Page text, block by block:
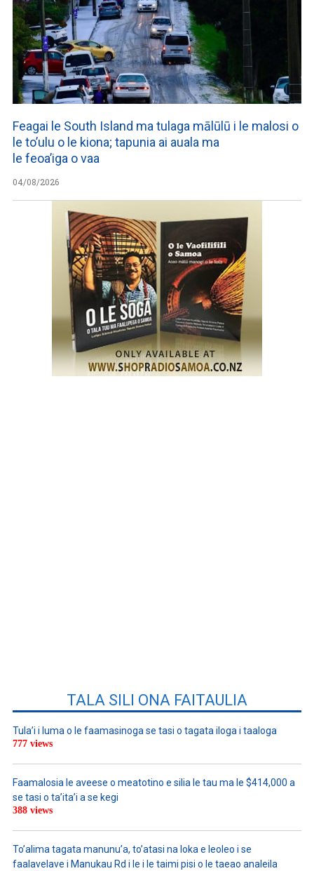
Feagai le South Island ma tulaga mālūlū i le malosi o
le to’ulu o le kiona; tapunia ai auala ma
le feoa’iga o vaa
04/08/2026
TALA SILI ONA FAITAULIA
Tula’i i luma o le faamasinoga se tasi o tagata iloga i taaloga
777 views
Faamalosia le aveese o meatotino e silia le tau ma le $414,000 a
se tasi o ta’ita’i a se kegi
388 views
To’alima tagata manunu’a, to’atasi na loka e leoleo i se
faalavelave i Manukau Rd i le i le taimi pisi o le taeao analeila